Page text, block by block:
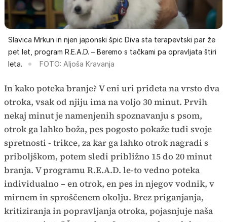
Slavica Mrkun in njen japonski špic Diva sta terapevtski par že
pet let, program R.E.A.D. – Beremo s tačkami pa opravljata štiri
leta.
FOTO: Aljoša Kravanja
In kako poteka branje? V eni uri prideta na vrsto dva
otroka, vsak od njiju ima na voljo 30 minut. Prvih
nekaj minut je namenjenih spoznavanju s psom,
otrok ga lahko boža, pes pogosto pokaže tudi svoje
spretnosti - trikce, za kar ga lahko otrok nagradi s
priboljškom, potem sledi približno 15 do 20 minut
branja. V programu R.E.A.D. le-to vedno poteka
individualno – en otrok, en pes in njegov vodnik, v
mirnem in sproščenem okolju. Brez priganjanja,
kritiziranja in popravljanja otroka, pojasnjuje naša